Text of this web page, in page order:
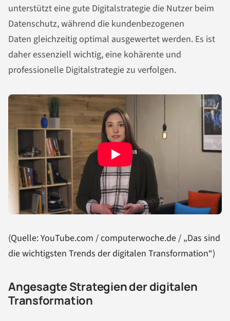
unterstützt eine gute Digitalstrategie die Nutzer beim
Datenschutz, während die kundenbezogenen
Daten gleichzeitig optimal ausgewertet werden. Es ist
daher essenziell wichtig, eine kohärente und
professionelle Digitalstrategie zu verfolgen.
(Quelle: YouTube.com / computerwoche.de / „Das sind
die wichtigsten Trends der digitalen Transformation“)
Angesagte Strategien der digitalen
Transformation